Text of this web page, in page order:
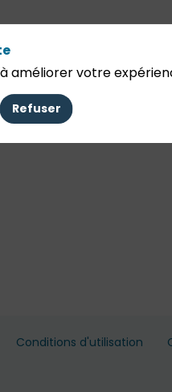
Conditions d'utilisation
améliorer votre
Refuser